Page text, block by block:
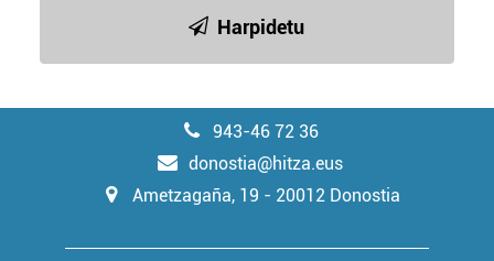
Harpidetu
943-46 72 36
donostia@hitza.eus
Ametzagaña, 19 - 20012 Donostia